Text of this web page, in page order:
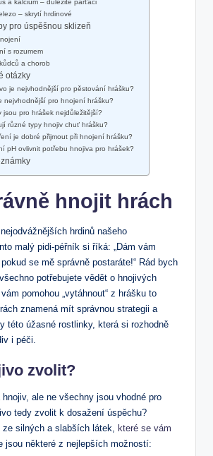
a kalcium – důležité parťáci
– skrytí hrdinové
pro úspěšnou sklizeň
s rozumem
a chorob
otázky
je nejvhodnější pro pěstování hrášku?
nejvhodnější pro hnojení hrášku?
jsou pro hrášek nejdůležitější?
různé typy hnojiv chuť hrášku?
je dobré přijmout při hnojení hrášku?
pH ovlivnit potřebu hnojiva pro hrášek?
hnojit hrách
hrdinů našeho
malý pidi-péřník si říká: „Dám vám
se mě správně postaráte!“ Rád bych
potřebujete vědět o hnojivých
pomohou „vytáhnout“ z hrášku to
znamená mít správnou strategii a
této úžasné rostlinky, která si rozhodně
i péči.
zvolit?
ale ne všechny jsou vhodné pro
tedy zvolit k dosažení úspěchu?
ze silných a slabších látek, které se vám
jsou některé z nejlepších možností: